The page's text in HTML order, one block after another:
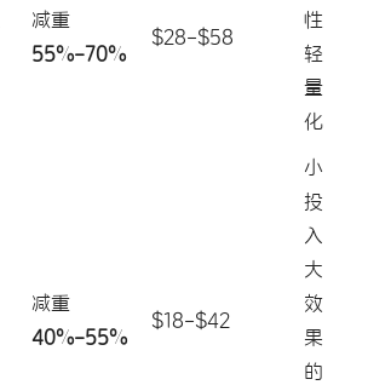
减重
55%-70%
$28-$58
性
轻
量
化
减重
40%-55%
$18-$42
小
投
入
大
效
果
的